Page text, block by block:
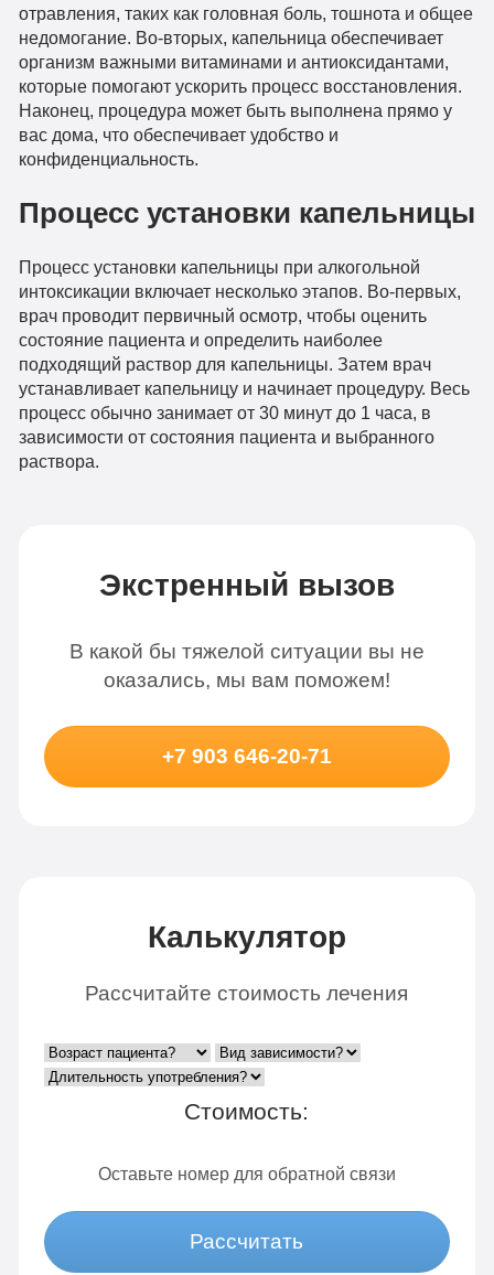
отравления, таких как головная боль, тошнота и общее
недомогание. Во-вторых, капельница обеспечивает
организм важными витаминами и антиоксидантами,
которые помогают ускорить процесс восстановления.
Наконец, процедура может быть выполнена прямо у
вас дома, что обеспечивает удобство и
конфиденциальность.
Процесс установки капельницы
Процесс установки капельницы при алкогольной
интоксикации включает несколько этапов. Во-первых,
врач проводит первичный осмотр, чтобы оценить
состояние пациента и определить наиболее
подходящий раствор для капельницы. Затем врач
устанавливает капельницу и начинает процедуру. Весь
процесс обычно занимает от 30 минут до 1 часа, в
зависимости от состояния пациента и выбранного
раствора.
Экстренный вызов
В какой бы тяжелой ситуации вы не
оказались, мы вам поможем!
+7 903 646-20-71
Калькулятор
Рассчитайте стоимость лечения
Стоимость:
Оставьте номер для обратной связи
Рассчитать